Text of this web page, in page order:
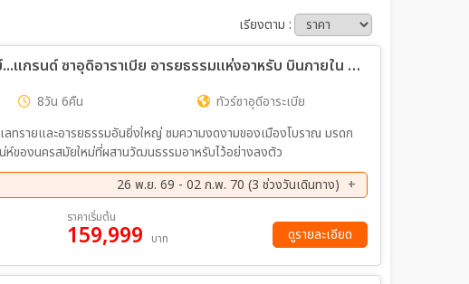
เรียงตาม :
ทัวร์ซาอุดิอาระเบีย มหัศจรรย์...แกรนด์ ซาอุดิอาราเบีย อารยธรรมแห่งอาหรับ บินภายใน 2 ขา 8วัน 6คืน (SV)
8วัน 6คืน
ทัวร์ซาอุดีอาระเบีย
ทรายและอารยธรรมอันยิ่งใหญ่ ชมความงดงามของเมืองโบราณ มรดก
ของนครสมัยใหม่ที่ผสานวัฒนธรรมอาหรับไว้อย่างลงตัว
26 พ.ย. 69 - 02 ก.พ. 70 (3 ช่วงวันเดินทาง)
26 ธ.ค. 69 - 02 ม.ค. 70
ราคาเริ่มต้น
159,999 บาท ดูรายละเอียด